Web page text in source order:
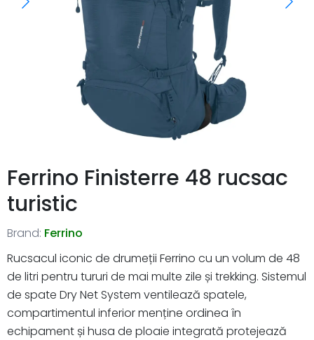
Ferrino Finisterre 48 rucsac
turistic
Brand: Ferrino
Rucsacul iconic de drumeții Ferrino cu un volum de 48
de litri pentru tururi de mai multe zile și trekking. Sistemul
de spate Dry Net System ventilează spatele,
compartimentul inferior menține ordinea în
echipament și husa de ploaie integrată protejează